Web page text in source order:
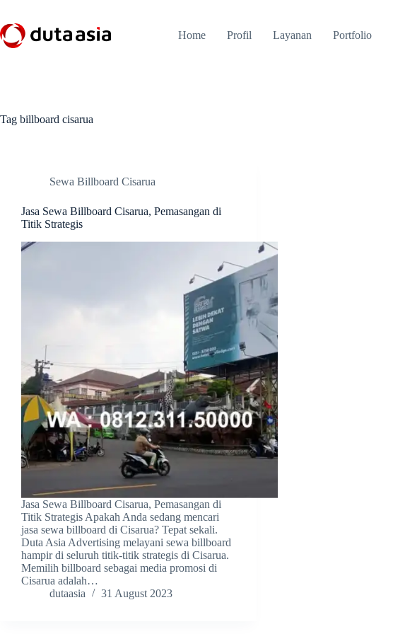
content
Home Profil Layanan Portfolio
Tag billboard cisarua
Sewa Billboard Cisarua
Jasa Sewa Billboard Cisarua, Pemasangan di
Titik Strategis
Jasa Sewa Billboard Cisarua, Pemasangan di
Titik Strategis Apakah Anda sedang mencari
jasa sewa billboard di Cisarua? Tepat sekali.
Duta Asia Advertising melayani sewa billboard
hampir di seluruh titik-titik strategis di Cisarua.
Memilih billboard sebagai media promosi di
Cisarua adalah…
dutaasia
31 August 2023